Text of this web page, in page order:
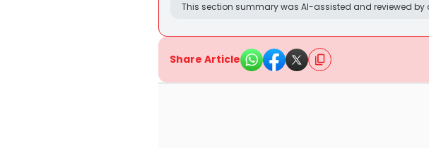
This section summary was AI-assisted and reviewed by
Share Article